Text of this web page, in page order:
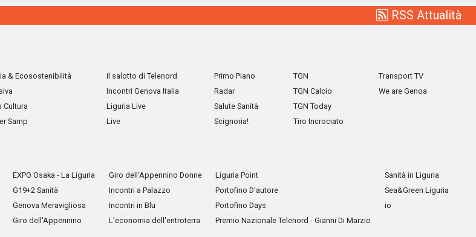
RSS Attualità
& Ecosostenibilità
Cultura
Samp
Il salotto di Telenord
Incontri Genova Italia
Liguria Live
Live
Primo Piano
Radar
Salute Sanità
Scignoria!
TGN
TGN Calcio
TGN Today
Tiro Incrociato
Transport TV
We are Genoa
EXPO Osaka - La Liguria
G19+2 Sanità
Genova Meravigliosa
Giro dell'Appennino
Giro dell'Appennino Donne
Incontri a Palazzo
Incontri in Blu
L'economia dell'entroterra
Liguria Point
Portofino D'autore
Portofino Days
Premio Nazionale Telenord - Gianni Di Marzio
Sanità in Liguria
Sea&Green Liguria
io